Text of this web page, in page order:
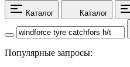
Каталог Каталог
Популярные запросы: